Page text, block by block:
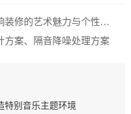
黄山私人会所KTV音响装修的艺术魅力与个性定制
方案、隔音降噪处理方案
特别音乐主题环境